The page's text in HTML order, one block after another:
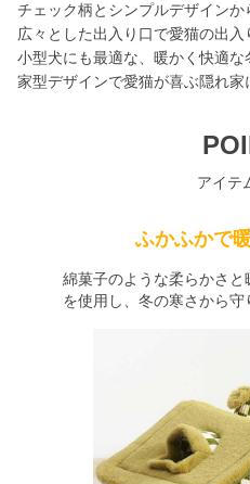
チェック柄とシンプルデザインか
広々とした出入り口で愛猫の出入
小型犬にも最適な、暖かく快適な
家型デザインで愛猫が喜ぶ隠れ家
アイテ
ふかふかで
綿菓子のような柔らかさ
を使用し、冬の寒さから守